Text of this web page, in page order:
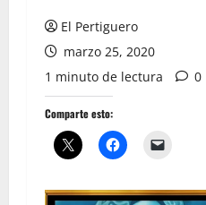
El Pertiguero
marzo 25, 2020
1 minuto de lectura
0
Comparte esto: